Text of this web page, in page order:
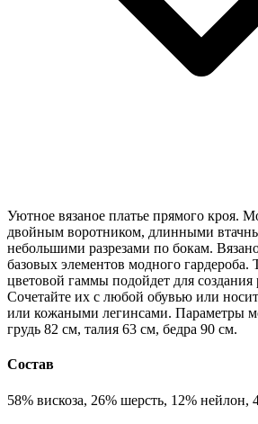
Уютное вязаное платье прямого кроя.
двойным воротником, длинными
небольшими разрезами по бокам.
базовых элементов модного гардероба.
цветовой гаммы подойдет для создания
Сочетайте их с любой обувью или
или кожаными легинсами. Параметры
грудь 82 см, талия 63 см, бедра 90 см.
Состав
58% вискоза, 26% шерсть, 12% нейлон,